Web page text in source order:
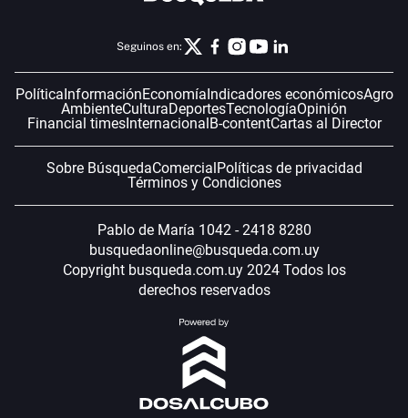
Seguinos en:
PolíticaInformaciónEconomíaIndicadores económicosAgro
AmbienteCulturaDeportesTecnologíaOpinión
Financial timesInternacionalB-contentCartas al Director
Sobre BúsquedaComercialPolíticas de privacidad
Términos y Condiciones
Pablo de María 1042 - 2418 8280
busquedaonline@busqueda.com.uy
Copyright busqueda.com.uy 2024 Todos los
derechos reservados